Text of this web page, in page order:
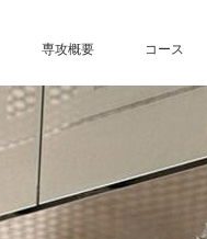
専攻概要 コース